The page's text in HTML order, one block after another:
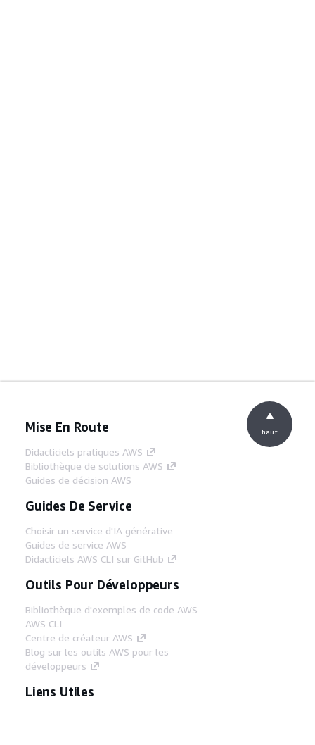
Mise En Route
Didacticiels pratiques AWS
Bibliothèque de solutions AWS
Guides de décision AWS
Guides De Service
Choisir un service d'IA générative
Guides de service AWS
Didacticiels AWS CLI sur GitHub
Outils Pour Développeurs
Bibliothèque d'exemples de code AWS
AWS CLI
Centre de créateur AWS
Blog sur les outils AWS pour les
développeurs
Liens Utiles
haut